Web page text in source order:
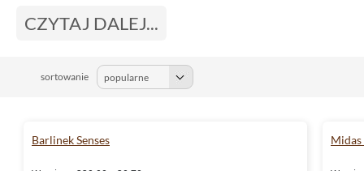
CZYTAJ DALEJ...
sortowanie
Barlinek Senses Midas